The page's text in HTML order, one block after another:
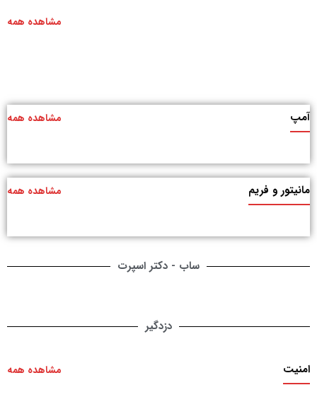
مشاهده همه
آمپ مشاهده همه
مانیتور و فریم مشاهده همه
ساب - دکتر اسپرت
دزدگیر
امنیت مشاهده همه